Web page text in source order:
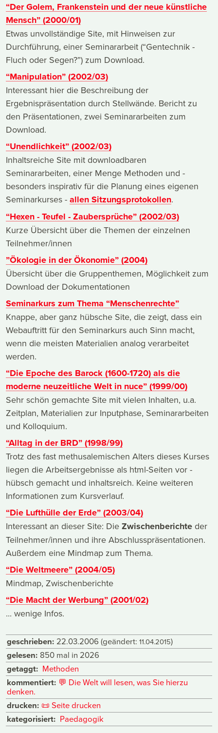
“Der Golem, Frankenstein und der neue künstliche
Mensch” (2000/01)
Etwas unvollständige Site, mit Hinweisen zur
Durchführung, einer Seminararbeit (“Gentechnik -
Fluch oder Segen?”) zum Download.
“Manipulation” (2002/03)
Interessant hier die Beschreibung der
Ergebnispräsentation durch Stellwände. Bericht zu
den Präsentationen, zwei Seminararbeiten zum
Download.
“Unendlichkeit” (2002/03)
Inhaltsreiche Site mit downloadbaren
Seminararbeiten, einer Menge Methoden und -
besonders inspirativ für die Planung eines eigenen
Seminarkurses - allen Sitzungsprotokollen.
“Hexen - Teufel - Zaubersprüche” (2002/03)
Kurze Übersicht über die Themen der einzelnen
Teilnehmer/innen
”Ökologie in der Ökonomie” (2004)
Übersicht über die Gruppenthemen, Möglichkeit zum
Download der Dokumentationen
Seminarkurs zum Thema “Menschenrechte”
Knappe, aber ganz hübsche Site, die zeigt, dass ein
Webauftritt für den Seminarkurs auch Sinn macht,
wenn die meisten Materialien analog verarbeitet
werden.
“Die Epoche des Barock (1600-1720) als die
moderne neuzeitliche Welt in nuce” (1999/00)
Sehr schön gemachte Site mit vielen Inhalten, u.a.
Zeitplan, Materialien zur Inputphase, Seminararbeiten
und Kolloquium.
“Alltag in der BRD” (1998/99)
Trotz des fast methusalemischen Alters dieses Kurses
liegen die Arbeitsergebnisse als html-Seiten vor -
hübsch gemacht und inhaltsreich. Keine weiteren
Informationen zum Kursverlauf.
“Die Lufthülle der Erde” (2003/04)
Interessant an dieser Site: Die Zwischenberichte der
Teilnehmer/innen und ihre Abschlusspräsentationen.
Außerdem eine Mindmap zum Thema.
“Die Weltmeere” (2004/05)
Mindmap, Zwischenberichte
“Die Macht der Werbung” (2001/02)
... wenige Infos.
geschrieben: 22.03.2006 (geändert: 11.04.2015)
gelesen: 850 mal in 2026
getaggt: Methoden
kommentiert: 💬 Die Welt will lesen, was Sie hierzu
denken.
drucken: 📜 Seite drucken
kategorisiert: Paedagogik